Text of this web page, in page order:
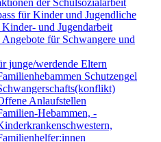
der Schulsozialarbeit
für Kinder und Jugendliche
und Jugendarbeit
für Schwangere und
junge/werdende Eltern
Schutzengel
Anlaufstellen
Hebammen, -